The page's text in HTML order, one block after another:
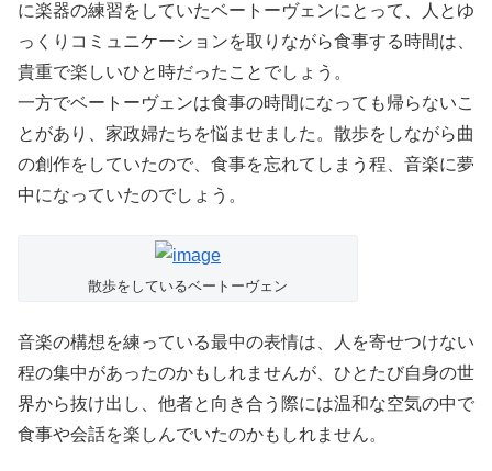
に楽器の練習をしていたベートーヴェンにとって、人とゆ
っくりコミュニケーションを取りながら食事する時間は、
貴重で楽しいひと時だったことでしょう。
一方でベートーヴェンは食事の時間になっても帰らないこ
とがあり、家政婦たちを悩ませました。散歩をしながら曲
の創作をしていたので、食事を忘れてしまう程、音楽に夢
中になっていたのでしょう。
散歩をしているベートーヴェン
音楽の構想を練っている最中の表情は、人を寄せつけない
程の集中があったのかもしれませんが、ひとたび自身の世
界から抜け出し、他者と向き合う際には温和な空気の中で
食事や会話を楽しんでいたのかもしれません。